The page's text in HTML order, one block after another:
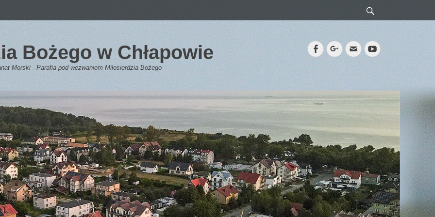
Bożego w Chłapowie
Morski - Parafia pod wezwaniem Miłosierdzia Bożego
FacebookGoogleplus
EmailYouTube